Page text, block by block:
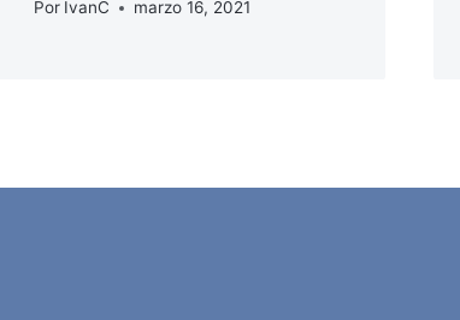
Por IvanC marzo 16, 2021